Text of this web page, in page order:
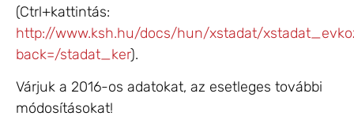
(Ctrl+kattintás:
http://www.ksh.hu/docs/hun/xstadat/
back=/stadat_ker).
Várjuk a 2016-os adatokat, az esetleges további
módosításokat!